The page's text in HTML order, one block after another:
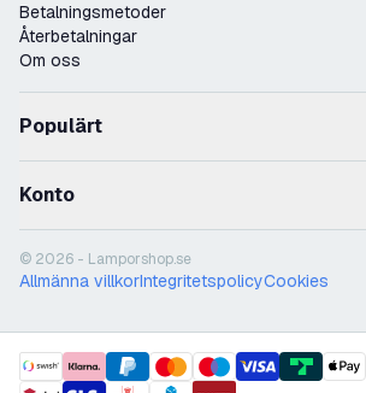
Betalningsmetoder
Återbetalningar
Om oss
Populärt
Konto
© 2026 - Lamporshop.se
Allmänna villkorIntegritetspolicyCookies
payment methods